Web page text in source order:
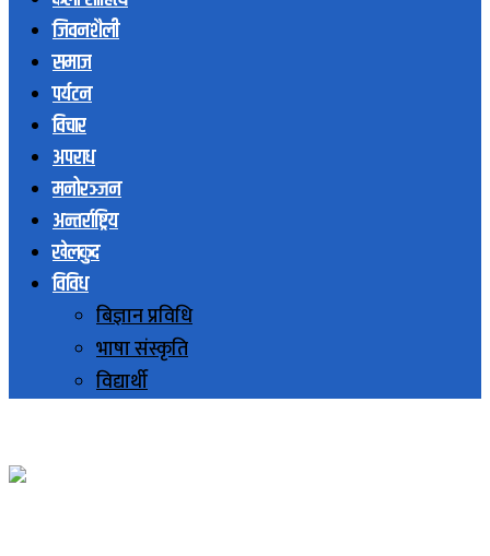
जिवनशैली
समाज
पर्यटन
विचार
अपराध
मनोरञ्जन
अन्तर्राष्ट्रिय
खेलकुद
विविध
बिज्ञान प्रविधि
भाषा संस्कृति
विद्यार्थी